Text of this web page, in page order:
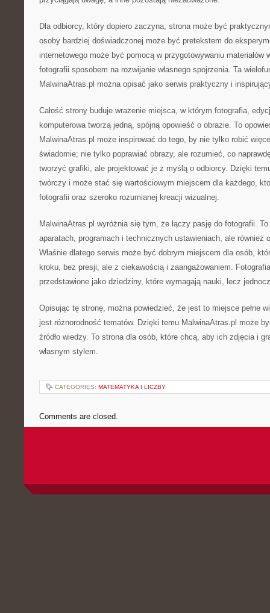
Dla odbiorcy, który dopiero zaczyna, strona może być
osoby bardziej doświadczonej może być pretekstem do
internetowego może być pomocą w przygotowywaniu materiałów
fotografii sposobem na rozwijanie własnego spojrzenia. Ta
MalwinaAtras.pl można opisać jako serwis praktyczny i
Całość strony buduje wrażenie miejsca, w którym fotografia,
komputerowa tworzą jedną, spójną opowieść o obrazie. To
MalwinaAtras.pl może inspirować do tego, by nie tylko robić
świadomie; nie tylko poprawiać obrazy, ale rozumieć, co
tworzyć grafiki, ale projektować je z myślą o odbiorcy. Dzięki
twórczy i może stać się wartościowym miejscem dla każdego,
fotografii oraz szeroko rozumianej kreacji wizualnej.
MalwinaAtras.pl wyróżnia się tym, że łączy pasję do fotografii.
aparatach, programach i technicznych ustawieniach, ale również
Właśnie dlatego serwis może być dobrym miejscem dla osób,
kroku, bez presji, ale z ciekawością i zaangażowaniem.
przedstawione jako dziedziny, które wymagają nauki, lecz
Opisując tę stronę, można powiedzieć, że jest to miejsce pełne
jest różnorodność tematów. Dzięki temu MalwinaAtras.pl może
źródło wiedzy. To strona dla osób, które chcą, aby ich zdjęcia i
własnym stylem.
CATEGORIES: MATEMATYKA I LICZBY
Comments are closed.